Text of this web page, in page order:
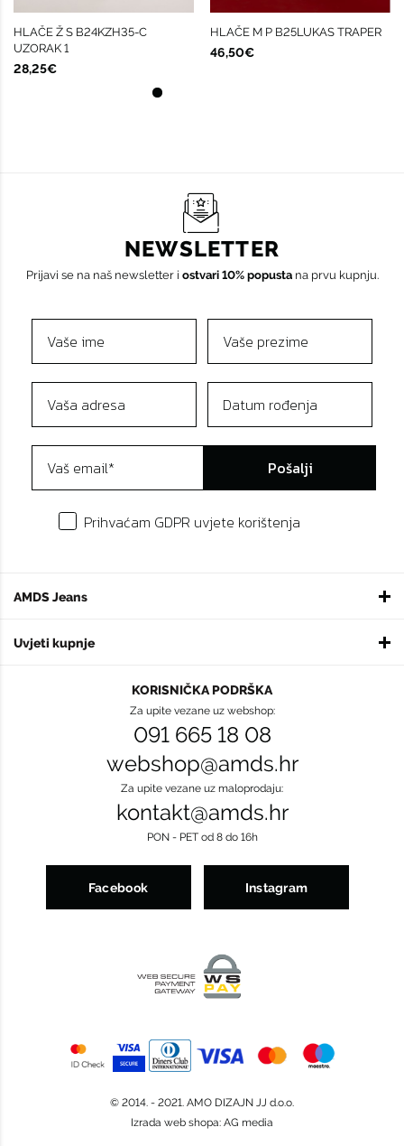
HLAČE Ž S B24KZH35-C
UZORAK 1
28,25€
HLAČE M P B25LUKAS TRAPER
46,50€
AMDS Jeans
Uvjeti kupnje
NEWSLETTER
Prijavi se na naš newsletter i ostvari 10% popustana prvu kupnju.
Pošalji
Prihvaćam GDPR uvjete korištenja
KORISNIČKA PODRŠKA
Za upite vezane uz webshop:
091 665 18 08
webshop@amds.hr
Za upite vezane uz maloprodaju:
kontakt@amds.hr
PON - PET od 8 do 16h
Facebook Instagram
© 2014. - 2021. AMO DIZAJN JJ d.o.o.
Izrada web shopa: AG media